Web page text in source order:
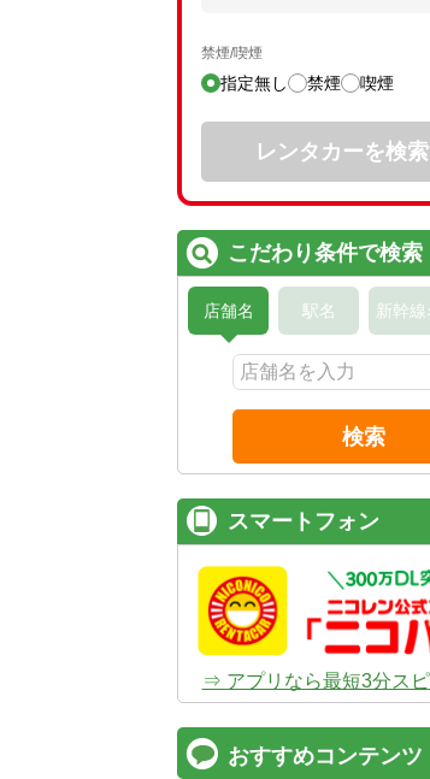
禁煙/喫煙
指定無し 禁煙 喫煙
レンタカーを検
こだわり条件で検索
店舗名 駅名 新幹線
検索
スマートフォン
⇒ アプリなら最短3分スピ
おすすめコンテンツ